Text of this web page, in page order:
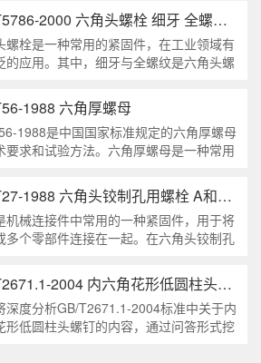
帮助读者更好地了解和应用该种螺钉。什
T65-2000 开槽圆柱头螺钉？GB/T65-
GB/T5786-2000 六角头螺栓 细牙 全螺纹——工业重要性和特点
螺栓是一种常用的紧固件，在工业领域有
的应用。其中，细牙与全螺纹是六角头螺
面，对GB/T5786-2000标准下的六角头螺
全螺纹进行深度分析和知识挖掘。什么
1988 六角厚螺母
1988是中国国家标准规定的六角厚螺母
要求和试验方法。六角厚螺母是一种常用
要更大的力矩和耐久性的紧固装配。六角
的材料和制造工艺六角厚螺母通常由低碳
碳钢或合金钢
GB/T27-1988 六角头铰制孔用螺栓 A和B级
机械连接件中常用的一种紧固件，用于将
多个零部件连接在一起。在六角头铰制孔
两种。下面我们来分析一下这两种级别
有哪些区别。1. A级和B级的定义和标准
不同?A级和B级是
GB/T2671.1-2004 内六角花形低圆柱头螺钉
深度分析GB/T2671.1-2004标准中关于内
形低圆柱头螺钉的内容，通过问答形式挖